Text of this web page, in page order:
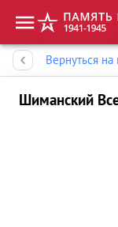
Вернуться
Шиманский
Память народа